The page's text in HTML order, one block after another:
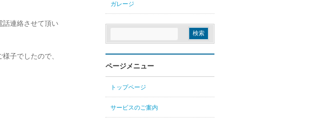
話連絡させて頂い
子でしたので、
ガレージ
ページメニュー
トップページ
サービスのご案内